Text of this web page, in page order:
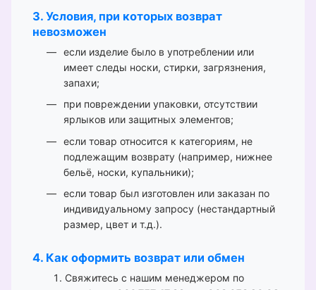
3. Условия, при которых возврат
невозможен
если изделие было в употреблении или
имеет следы носки, стирки, загрязнения,
запахи;
при повреждении упаковки, отсутствии
ярлыков или защитных элементов;
если товар относится к категориям, не
подлежащим возврату (например, нижнее
бельё, носки, купальники);
если товар был изготовлен или заказан по
индивидуальному запросу (нестандартный
размер, цвет и т.д.).
4. Как оформить возврат или обмен
Свяжитесь с нашим менеджером по